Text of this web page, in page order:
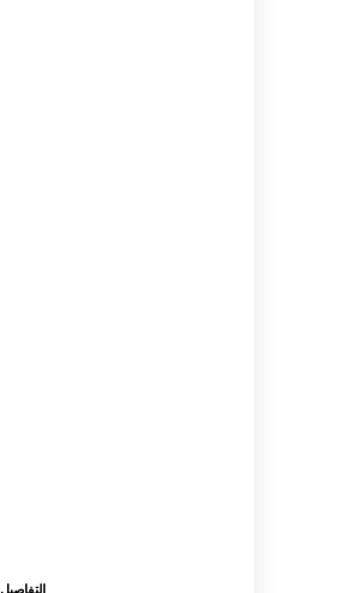
التفاصيل